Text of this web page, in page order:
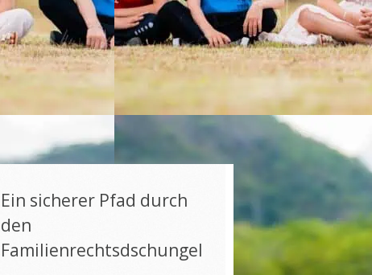
Ein sicherer Pfad durch
den
Familienrechtsdschungel